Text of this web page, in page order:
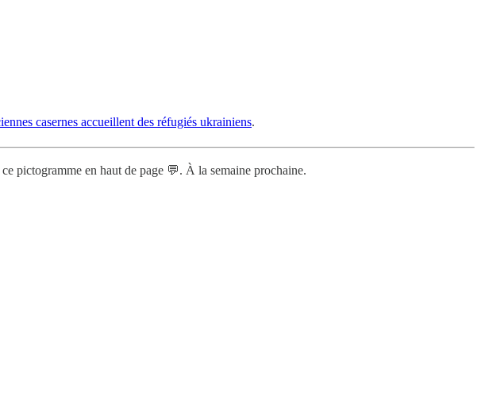
casernes accueillent des réfugiés ukrainiens.
pictogramme en haut de page 💬. À la semaine prochaine.